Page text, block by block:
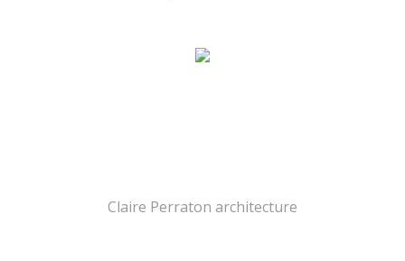
Claire Perraton architecture